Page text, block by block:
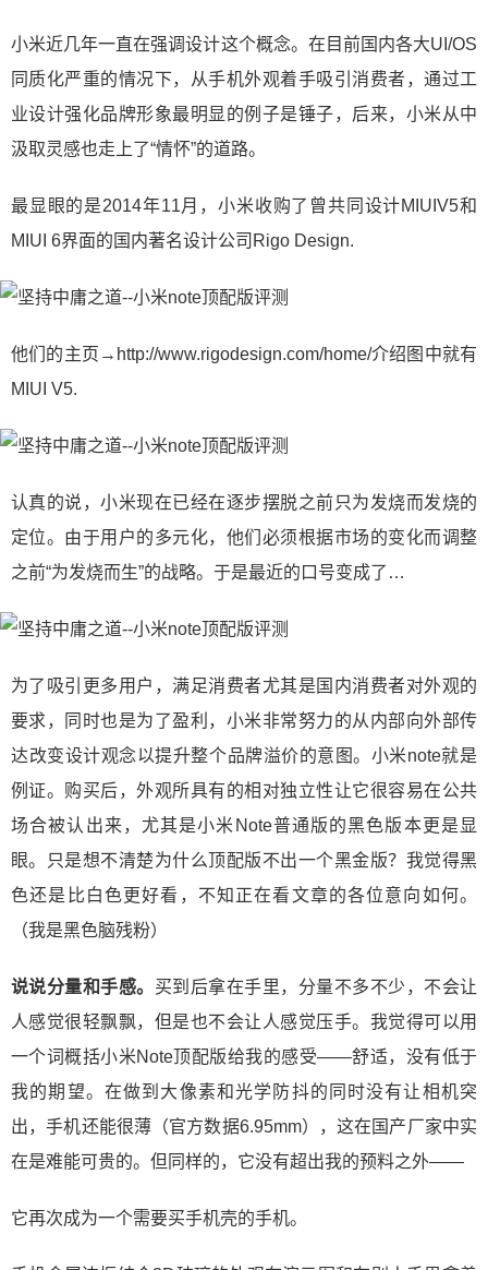
小米近几年一直在强调设计这个概念。在目前国内各大UI/OS
同质化严重的情况下，从手机外观着手吸引消费者，通过工
业设计强化品牌形象最明显的例子是锤子，后来，小米从中
汲取灵感也走上了“情怀”的道路。
最显眼的是2014年11月，小米收购了曾共同设计MIUIV5和
MIUI 6界面的国内著名设计公司Rigo Design.
他们的主页→http://www.rigodesign.com/home/介绍图中就有
MIUI V5.
认真的说，小米现在已经在逐步摆脱之前只为发烧而发烧的
定位。由于用户的多元化，他们必须根据市场的变化而调整
之前“为发烧而生”的战略。于是最近的口号变成了…
为了吸引更多用户，满足消费者尤其是国内消费者对外观的
要求，同时也是为了盈利，小米非常努力的从内部向外部传
达改变设计观念以提升整个品牌溢价的意图。小米note就是
例证。购买后，外观所具有的相对独立性让它很容易在公共
场合被认出来，尤其是小米Note普通版的黑色版本更是显
眼。只是想不清楚为什么顶配版不出一个黑金版？我觉得黑
色还是比白色更好看，不知正在看文章的各位意向如何。
（我是黑色脑残粉）
说说分量和手感。 买到后拿在手里，分量不多不少，不会让
人感觉很轻飘飘，但是也不会让人感觉压手。我觉得可以用
一个词概括小米Note顶配版给我的感受——舒适，没有低于
我的期望。在做到大像素和光学防抖的同时没有让相机突
出，手机还能很薄（官方数据6.95mm），这在国产厂家中实
在是难能可贵的。但同样的，它没有超出我的预料之外——
它再次成为一个需要买手机壳的手机。